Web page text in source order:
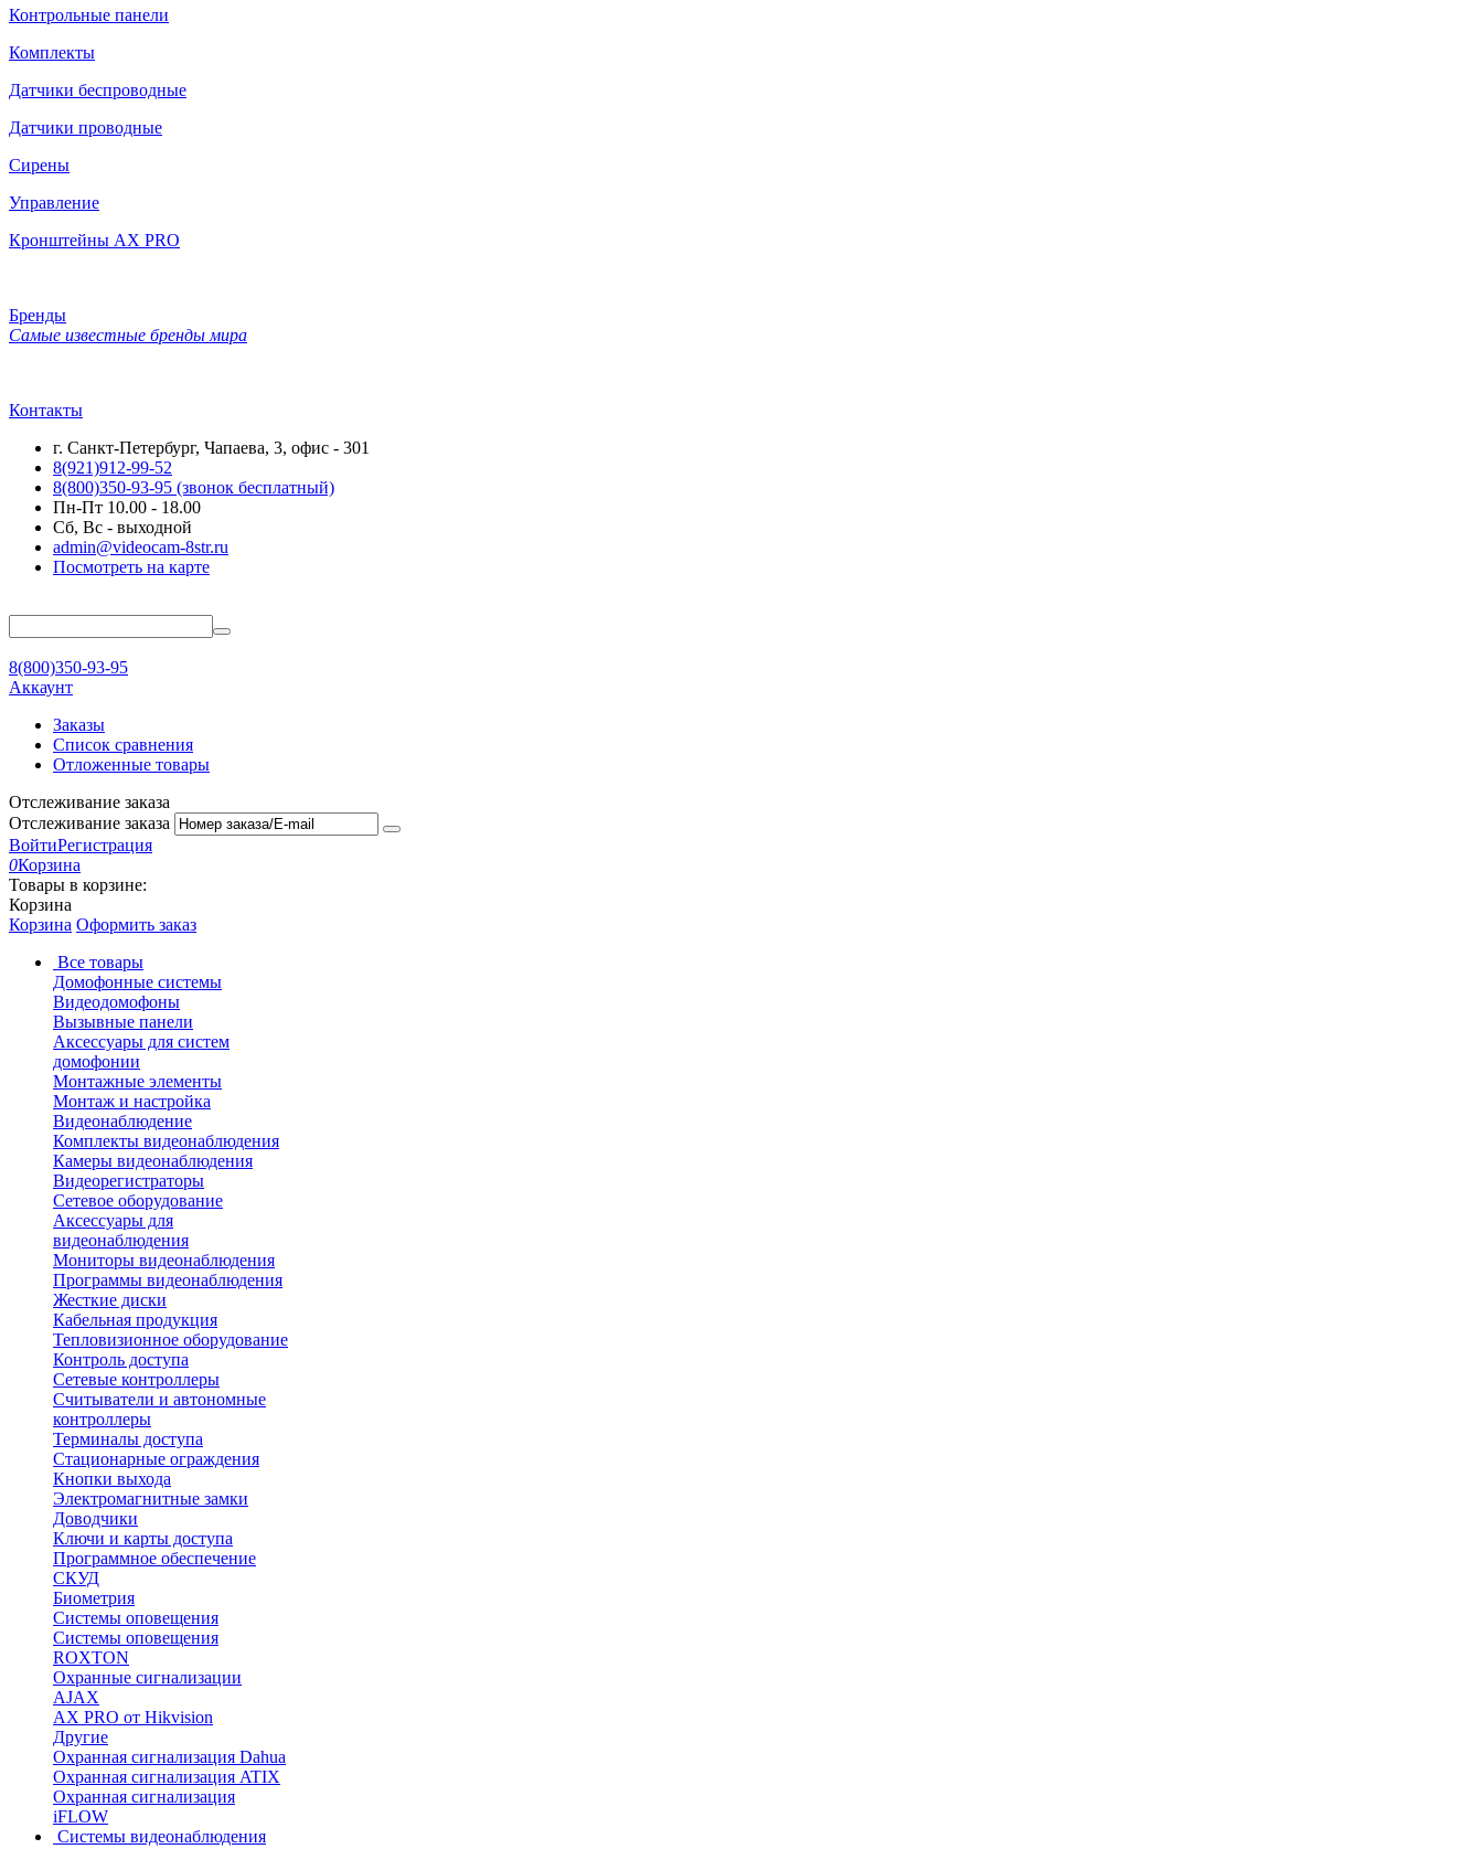
Контрольные панели
Комплекты
Датчики беспроводные
Датчики проводные
Сирены
Управление
Кронштейны AX PRO
Бренды
Самые известные бренды мира
Контакты
г. Санкт-Петербург, Чапаева, 3, офис - 301
8(921)912-99-52
8(800)350-93-95 (звонок бесплатный)
Пн-Пт 10.00 - 18.00
Сб, Вс - выходной
admin@videocam-8str.ru
Посмотреть на карте
8(800)350-93-95
Аккаунт
Заказы
Список сравнения
Отложенные товары
Отслеживание заказа
Отслеживание заказа
ВойтиРегистрация
0Корзина
Товары в корзине:
Корзина
Корзина Оформить заказ
Все товары
Домофонные системы
Видеодомофоны
Вызывные панели
Аксессуары для систем
домофонии
Монтажные элементы
Монтаж и настройка
Видеонаблюдение
Комплекты видеонаблюдения
Камеры видеонаблюдения
Видеорегистраторы
Сетевое оборудование
Аксессуары для
видеонаблюдения
Мониторы видеонаблюдения
Программы видеонаблюдения
Жесткие диски
Кабельная продукция
Тепловизионное оборудование
Контроль доступа
Сетевые контроллеры
Считыватели и автономные
контроллеры
Терминалы доступа
Стационарные ограждения
Кнопки выхода
Электромагнитные замки
Доводчики
Ключи и карты доступа
Программное обеспечение
СКУД
Биометрия
Системы оповещения
Системы оповещения
ROXTON
Охранные сигнализации
AJAX
AX PRO от Hikvision
Другие
Охранная сигнализация Dahua
Охранная сигнализация ATIX
Охранная сигнализация
iFLOW
Системы видеонаблюдения